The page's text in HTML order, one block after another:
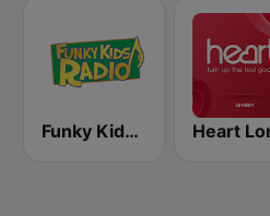
Funky Kids Radio